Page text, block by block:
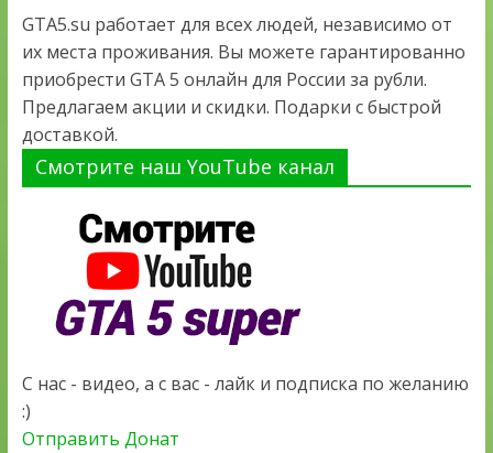
GTA5.su работает для всех людей, независимо от
их места проживания. Вы можете гарантированно
приобрести GTA 5 онлайн для России за рубли.
Предлагаем акции и скидки. Подарки с быстрой
доставкой.
Смотрите наш YouTube канал
С нас - видео, а с вас - лайк и подписка по желанию
:)
Отправить Донат